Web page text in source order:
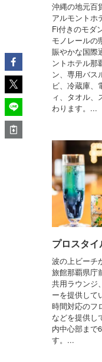
沖縄の地元百
アルモントホ
Fi付きのモダ
モノレールの
賑やかな国際
ントホテル那
ン、専用バス
ビ、冷蔵庫、
ィ、タオル、
わります。...
プロスタ
波の上ビーチ
旅館那覇県庁
共用ラウンジ
ーを提供して
時間対応のフ
などを提供し
内中心部まで
す。...